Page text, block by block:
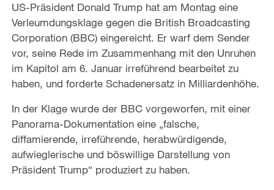
US-Präsident Donald Trump hat am Montag eine
Verleumdungsklage gegen die British Broadcasting
Corporation (BBC) eingereicht. Er warf dem Sender
vor, seine Rede im Zusammenhang mit den Unruhen
im Kapitol am 6. Januar irreführend bearbeitet zu
haben, und forderte Schadenersatz in Milliardenhöhe.
In der Klage wurde der BBC vorgeworfen, mit einer
Panorama-Dokumentation eine „falsche,
diffamierende, irreführende, herabwürdigende,
aufwieglerische und böswillige Darstellung von
Präsident Trump“ produziert zu haben.